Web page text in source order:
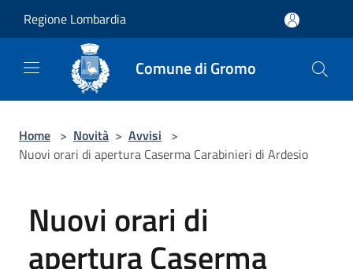
Regione Lombardia
Comune di Gromo
Home > Novità > Avvisi >
Nuovi orari di apertura Caserma Carabinieri di Ardesio
Nuovi orari di
apertura Caserma